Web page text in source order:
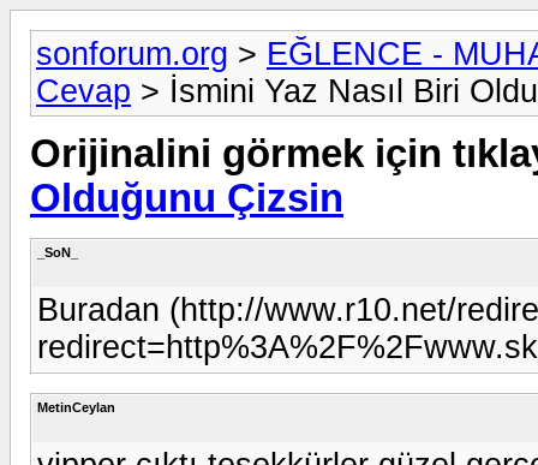
sonforum.org > EĞLENCE -
Cevap > İsmini Yaz Nasıl Biri
Orijinalini görmek için
Olduğunu Çizsin
_SoN_
Buradan (http://www.r10.net/
MetinCeylan